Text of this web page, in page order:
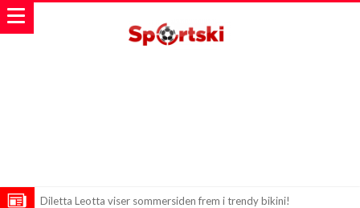
Diletta Leotta viser sommersiden frem i trendy bikini!